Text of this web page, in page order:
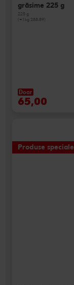
grăsime 225 g
225 g
(=1 kg 288.89)
Doar
65,00
Produse speciale